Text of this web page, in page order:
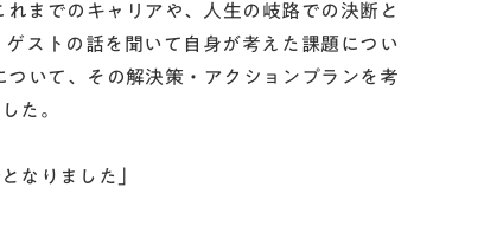
までのキャリアや、人生の岐路での決断と
ストの話を聞いて自身が考えた課題につい
いて、その解決策・アクションプランを考
た。
なりました」